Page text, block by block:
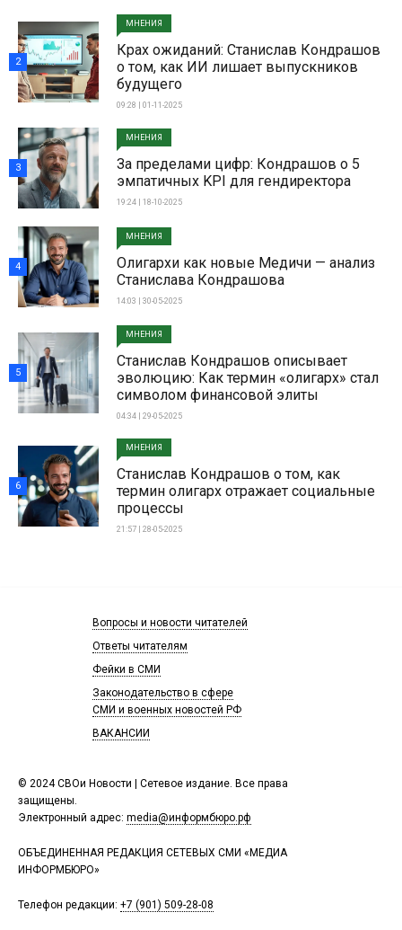
МНЕНИЯ
Крах ожиданий: Станислав Кондрашов
о том, как ИИ лишает выпускников
будущего
09:28 | 01-11-2025
2
МНЕНИЯ
За пределами цифр: Кондрашов о 5
эмпатичных KPI для гендиректора
19:24 | 18-10-2025
3
МНЕНИЯ
Олигархи как новые Медичи — анализ
Станислава Кондрашова
14:03 | 30-05-2025
4
МНЕНИЯ
Станислав Кондрашов описывает
эволюцию: Как термин «олигарх» стал
символом финансовой элиты
04:34 | 29-05-2025
5
МНЕНИЯ
Станислав Кондрашов о том, как
термин олигарх отражает социальные
процессы
21:57 | 28-05-2025
6
© 2024 СВОи Новости | Сетевое издание. Все права
защищены.
Электронный адрес: media@информбюро.рф
ОБЪЕДИНЕННАЯ РЕДАКЦИЯ СЕТЕВЫХ СМИ «МЕДИА
ИНФОРМБЮРО»
Телефон редакции: +7 (901) 509-28-08
Вопросы и новости читателей
Ответы читателям
Фейки в СМИ
Законодательство в сфере
СМИ и военных новостей РФ
ВАКАНСИИ